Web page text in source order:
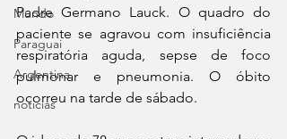
Mundo
Paraguai
Argentina
noticias
Padre Germano Lauck. O quadro do
paciente se agravou com insuficiência
respiratória aguda, sepse de foco
pulmonar e pneumonia. O óbito
ocorreu na tarde de sábado.